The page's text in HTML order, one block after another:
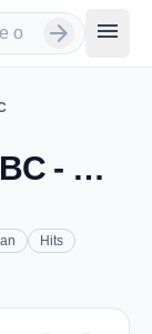
arrow_forward menu
Rádio Cidade ABC - Mauá
Hits